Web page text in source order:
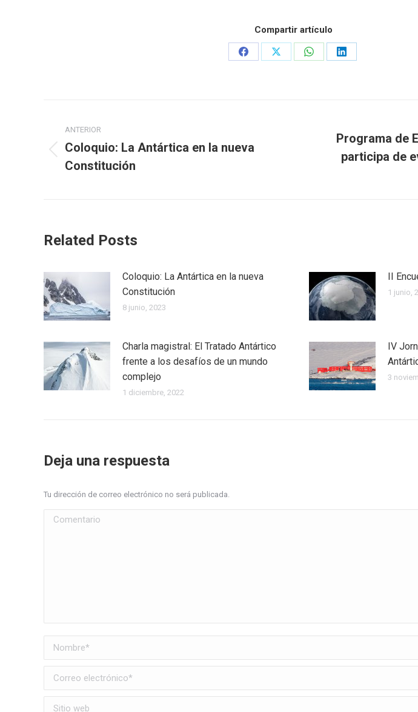
Compartir artículo
Share
Share
Share
Share
entre
publicaciones
ANTERIOR
Publicación
anterior:
Coloquio: La Antártica en la nueva
Constitución
Publicación
Programa de
participa de
Related Posts
Coloquio: La Antártica en la nueva
Constitución
8 junio, 2023
II
1 junio,
Charla magistral: El Tratado Antártico
frente a los desafíos de un mundo
complejo
1 diciembre, 2022
IV
3
Deja una respuesta
Tu dirección de correo electrónico no será publicada.
Comentario
Nombre *
Correo electrónico *
Sitio web